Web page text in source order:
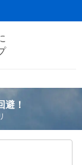
避！